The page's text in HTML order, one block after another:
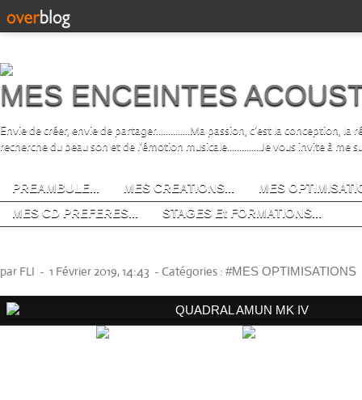
MES ENCEINTES
Envie de créer, envie de partager..............Ma passion, c’est la conception,
recherche du beau son et de l’émotion musicale..............Je vous invite à me
PREAMBULE... MES CREATIONS...
MES
MES CD PREFERES...
STAGES Et FORMATIONS...
par FLI - 1 Février 2019, 14:43 - Catégories : #MES OPTIMISATIONS